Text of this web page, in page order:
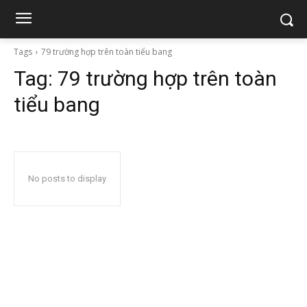
Tags 79 trường hợp trên toàn tiểu bang
Tag: 79 trường hợp trên toàn
tiểu bang
No posts to display